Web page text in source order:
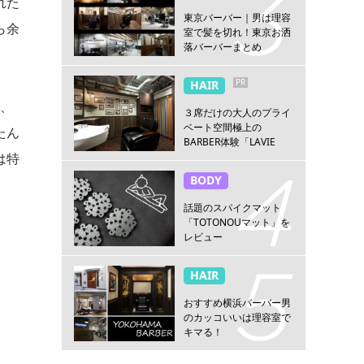
余
ん
特
東京バーバー｜男は理容
室で髪を切れ！東京お洒
落バーバーまとめ
HAIR PR
３席だけの大人のプライ
ベート空間極上の
BARBER体験「LAVIE
BARBER HANARE新宿
店」
BODY
話題のスパイクマット
「TOTONOUマット」を
レビュー
HAIR
おすすめ横浜バーバー男
のカッコいいは理容室で
キマる！